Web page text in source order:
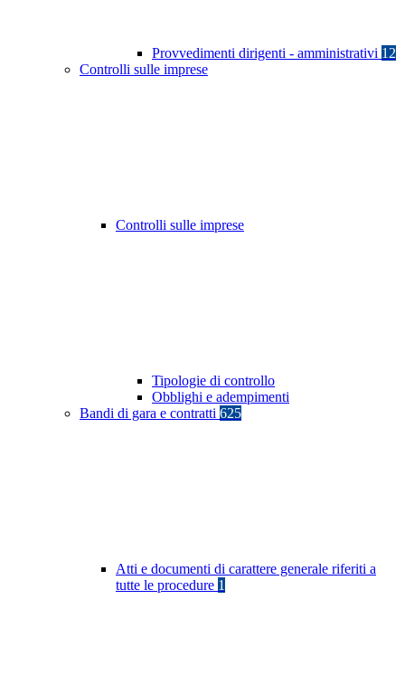
Provvedimenti dirigenti - amministrativi 12
Controlli sulle imprese
Controlli sulle imprese
Tipologie di controllo
Obblighi e adempimenti
Bandi di gara e contratti 625
Atti e documenti di carattere generale riferiti a
tutte le procedure 1